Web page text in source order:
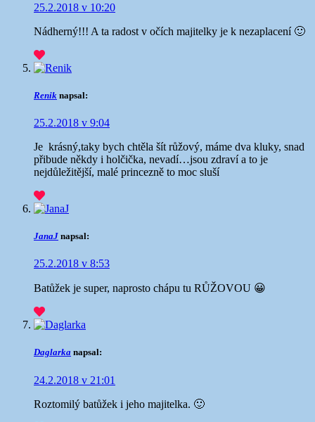
25.2.2018 v 10:20
Nádherný!!! A ta radost v očích majitelky je k nezaplacení 🙂
Renik napsal:
25.2.2018 v 9:04
Je krásný,taky bych chtěla šít růžový, máme dva kluky, snad
přibude někdy i holčička, nevadí…jsou zdraví a to je
nejdůležitější, malé princezně to moc sluší
JanaJ napsal:
25.2.2018 v 8:53
Batůžek je super, naprosto chápu tu RŮŽOVOU 😀
Daglarka napsal:
24.2.2018 v 21:01
Roztomilý batůžek i jeho majitelka. 🙂